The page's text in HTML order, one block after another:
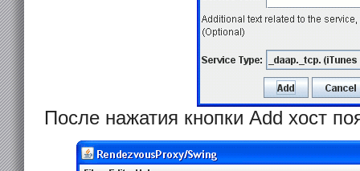
После нажатия кнопки Add хост